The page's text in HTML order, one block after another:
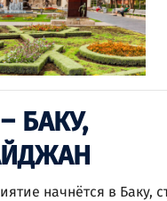
БАКУ,
начнётся в Баку,